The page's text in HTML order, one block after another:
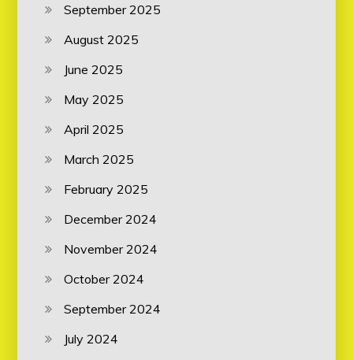
September 2025
August 2025
June 2025
May 2025
April 2025
March 2025
February 2025
December 2024
November 2024
October 2024
September 2024
July 2024